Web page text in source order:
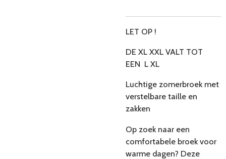
LET OP !
DE XL XXL VALT TOT
EEN L XL
Luchtige zomerbroek met
verstelbare taille en
zakken
Op zoek naar een
comfortabele broek voor
warme dagen? Deze